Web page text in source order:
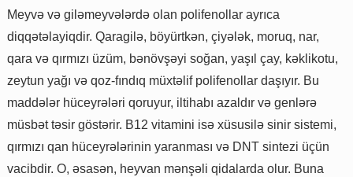
Meyvə və giləmeyvələrdə olan polifenollar ayrıca
diqqətəlayiqdir. Qaragilə, böyürtkən, çiyələk, moruq, nar,
qara və qırmızı üzüm, bənövşəyi soğan, yaşıl çay, kəklikotu,
zeytun yağı və qoz-fındıq müxtəlif polifenollar daşıyır. Bu
maddələr hüceyrələri qoruyur, iltihabı azaldır və genlərə
müsbət təsir göstərir. B12 vitamini isə xüsusilə sinir sistemi,
qırmızı qan hüceyrələrinin yaranması və DNT sintezi üçün
vacibdir. O, əsasən, heyvan mənşəli qidalarda olur. Buna